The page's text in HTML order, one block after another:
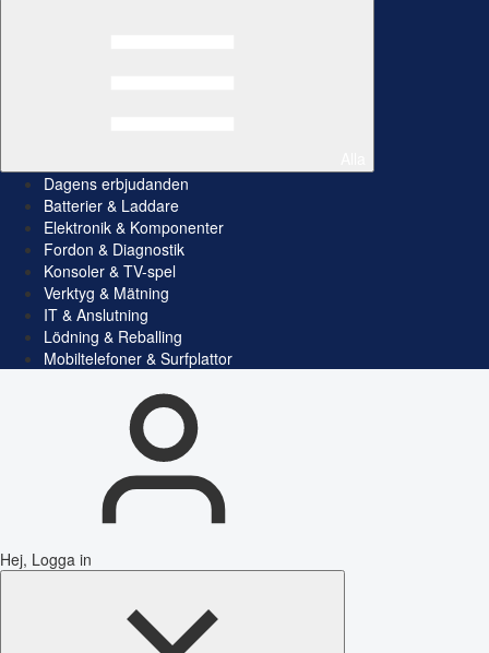
Dagens erbjudanden
Batterier & Laddare
Elektronik & Komponenter
Fordon & Diagnostik
Konsoler & TV-spel
Verktyg & Mätning
IT & Anslutning
Lödning & Reballing
Mobiltelefoner & Surfplattor
Hej, Logga in